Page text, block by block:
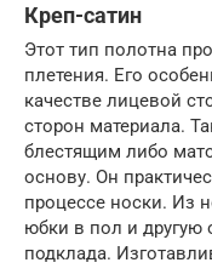
Креп-сатин
Этот тип полотна
плетения. Его
качестве лицевой
сторон материала.
блестящим либо
основу. Он
процессе носки. Из
юбки в пол и другую
подклада.